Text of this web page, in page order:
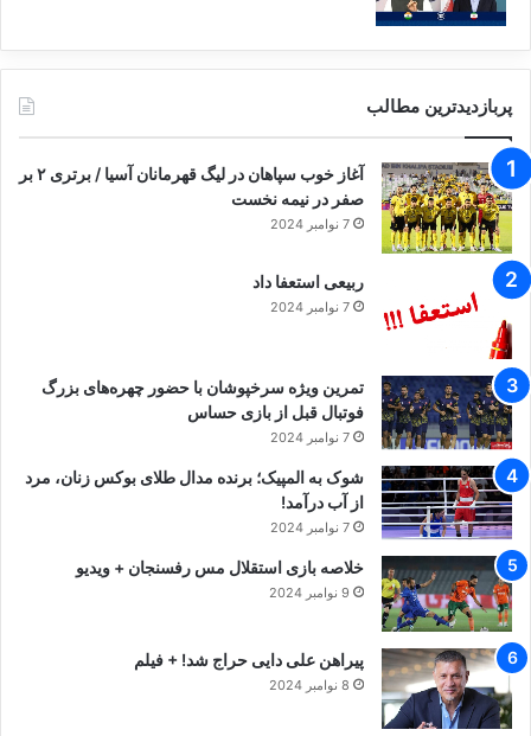
پربازدیدترین مطالب
آغاز خوب سپاهان در لیگ قهرمانان آسیا / برتری ۲ بر
صفر در نیمه نخست
7 نوامبر 2024
ربیعی استعفا داد
7 نوامبر 2024
تمرین ویژه سرخپوشان با حضور چهره‌های بزرگ
فوتبال قبل از بازی حساس
7 نوامبر 2024
شوک به المپیک؛ برنده مدال طلای بوکس زنان، مرد
از آب درآمد!
7 نوامبر 2024
خلاصه بازی استقلال مس رفسنجان + ویدیو
9 نوامبر 2024
پیراهن علی دایی حراج شد! + فیلم
8 نوامبر 2024